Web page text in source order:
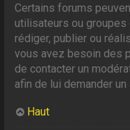
Certains forums
utilisateurs ou groupes
rédiger, publier ou
vous avez besoin des
de contacter un
afin de lui demander un
Haut